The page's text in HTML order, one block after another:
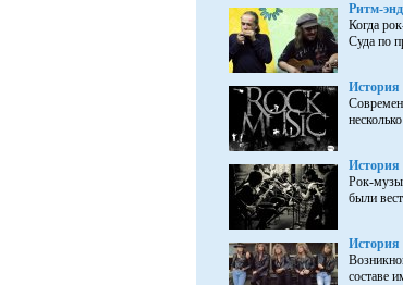
Ритм-
Когда
Суда по
История
Рок-
были
История
составе